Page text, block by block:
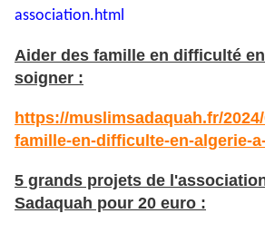
association.html
Aider des famille en difficulté
soigner :
https://muslimsadaquah.fr/
famille-en-difficulte-en-algerie-
5 grands projets de
Sadaquah pour 20 euro :